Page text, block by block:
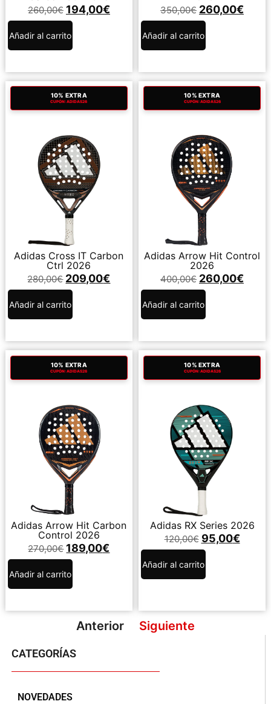
CATEGORÍAS
NOVEDADES
260,00€ 194,00€
Añadir al carrito
350,00€ 260,00€
Añadir al carrito
10% EXTRA
CUPÓN: ADIDAS26
Adidas Cross IT Carbon
Ctrl 2026
280,00€ 209,00€
Añadir al carrito
10% EXTRA
CUPÓN: ADIDAS26
Adidas Arrow Hit Control
2026
400,00€ 260,00€
Añadir al carrito
10% EXTRA
CUPÓN: ADIDAS26
Adidas Arrow Hit Carbon
Control 2026
270,00€ 189,00€
Añadir al carrito
10% EXTRA
CUPÓN: ADIDAS26
Adidas RX Series 2026
120,00€ 95,00€
Añadir al carrito
Anterior Siguiente